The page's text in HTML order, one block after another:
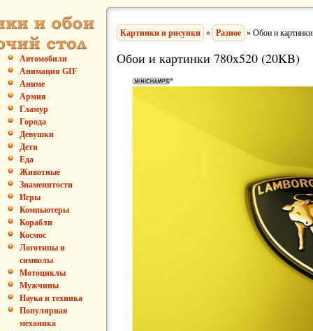
Автомобили
Анимация GIF
Аниме
Армия
Гламур
Города
Девушки
Дети
Еда
Животные
Знаменитости
Игры
Компьютеры
Корабли
Космос
Логотипы и
символы
Мотоциклы
Мужчины
Наука и техника
Популярная
механика
Картинки и рисунки » Разное » Обои и картинки
Обои и картинки 780x520 (20KB)